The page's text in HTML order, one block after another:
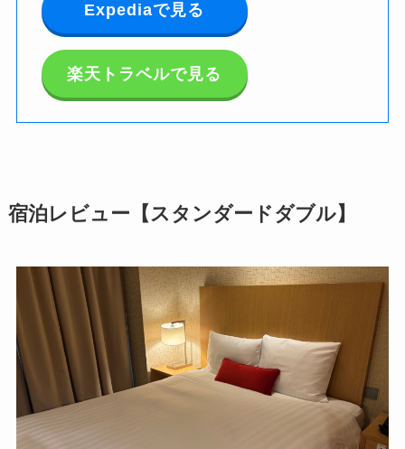
Expediaで見る
楽天トラベルで見る
宿泊レビュー【スタンダードダブル】